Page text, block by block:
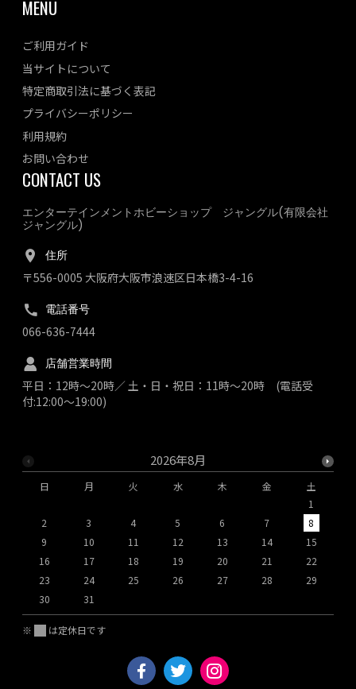
2026年8月
日 月 火 水 木 金
土
1
2
3 4 5 6 7
8
9
10 11 12 13 14
15
16
17 18 19 20 21
22
23
24 25 26 27 28
29
30
31
※ は定休日です
MENU
ご利用ガイド
当サイトについて
特定商取引法に基づく表記
プライバシーポリシー
利用規約
お問い合わせ
CONTACT US
エンターテインメントホビーショップ ジャングル(有限会社
ジャングル)
住所
〒556-0005 大阪府大阪市浪速区日本橋3-4-16
電話番号
066-636-7444
店舗営業時間
平日：12時～20時／ 土・日・祝日：11時～20時 (電話受
付:12:00～19:00)